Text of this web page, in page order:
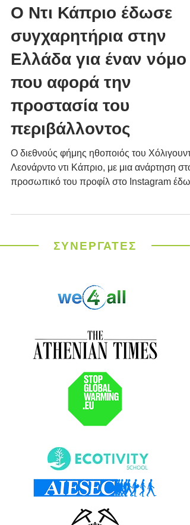
5 Ιουλ 2023
Ο Ντι Κάπριο έδωσε
συγχαρητήρια στην
Ελλάδα για έναν νόμο
που αφορά την
προστασία του
περιβάλλοντος
O διεθνούς φήμης ηθοποιός του Χόλιγουντ,
Λεονάρντο ντι Κάπριο, με μια ανάρτηση στο
συγχαρητήρια...